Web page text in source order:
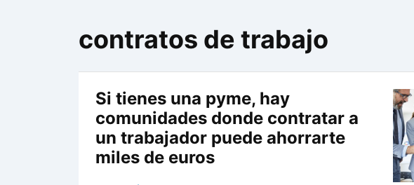
contratos de trabajo
Si tienes una pyme, hay
comunidades donde contratar a
un trabajador puede ahorrarte
miles de euros